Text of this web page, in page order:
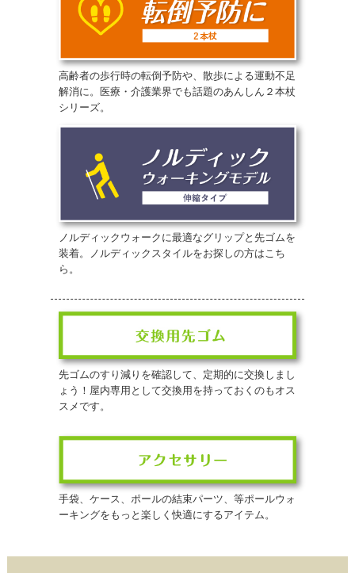
高齢者の歩行時の転倒予防や、散歩による運動不足
解消に。医療・介護業界でも話題のあんしん２本杖
シリーズ。
ノルディックウォークに最適なグリップと先ゴムを
装着。ノルディックスタイルをお探しの方はこち
ら。
先ゴムのすり減りを確認して、定期的に交換しまし
ょう！屋内専用として交換用を持っておくのもオス
スメです。
手袋、ケース、ポールの結束パーツ、等ポールウォ
ーキングをもっと楽しく快適にするアイテム。